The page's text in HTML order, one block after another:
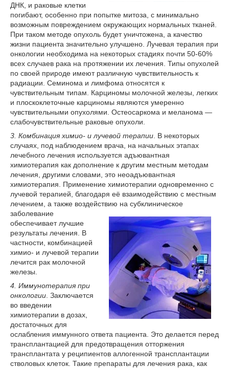
ДНК, и раковые клетки
погибают, особенно при попытке митоза, с минимально
возможным повреждением окружающих нормальных тканей.
При таком методе опухоль будет уничтожена, а качество
жизни пациента значительно улучшено. Лучевая терапия при
онкологии необходима на некоторых стадиях почти 50-60%
всех случаев рака на протяжении их лечения. Типы опухолей
по своей природе имеют различную чувствительность к
радиации. Семинома и лимфома относятся к
чувствительным типам. Карциномы молочной железы, легких
и плоскоклеточные карциномы являются умеренно
чувствительными опухолями. Остеосаркома и меланома —
слабочувствительные раковые опухоли.
3. Комбинация химио- и лучевой терапии . В некоторых
случаях, под наблюдением врача, на начальных этапах
лечебного лечения используется адъювантная
химиотерапия как дополнение к другим местным методам
лечения, другими словами, это неоадъювантная
химиотерапия. Применение химиотерапии одновременно с
лучевой терапией, благодаря её взаимодействию с местным
лечением, а также воздействию на субклиническое
заболевание
обеспечивает лучшие
результаты лечения. В
частности, комбинацией
химио- и лучевой терапии
лечится рак молочной
железы.
4. Иммунотерапия при
онкологии . Заключается
во введении
химиотерапии в дозах,
достаточных для
ослабления иммунного ответа пациента. Это делается перед
трансплантацией для предотвращения отторжения
трансплантата у реципиентов аллогенной трансплантации
стволовых клеток. Такие препараты для лечения рака, как